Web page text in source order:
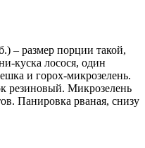
– размер порции такой,
куска лосося, один
и горох-микрозелень.
резиновый. Микрозелень
Панировка рваная, снизу